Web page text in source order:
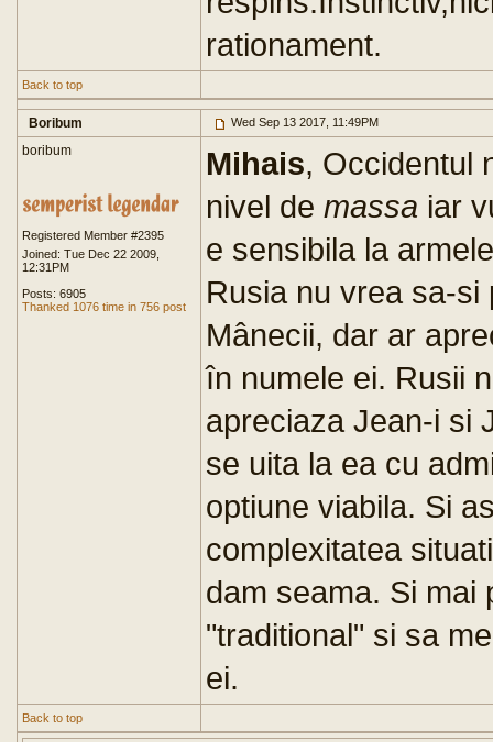
rationament.
Back to top
Boribum Wed Sep 13 2017, 11:49PM
boribum
Registered Member #2395
Joined: Tue Dec 22 2009,
12:31PM
Posts: 6905
Thanked 1076 time in 756 post
Mihais, Occidentul
nivel de massa iar
e sensibila la
Rusia nu vrea sa-si
Mânecii, dar ar
în numele ei. Rusii
apreciaza Jean-i si
se uita la ea cu
optiune viabila. Si
complexitatea
dam seama. Si mai
"traditional" si sa
ei.
Back to top